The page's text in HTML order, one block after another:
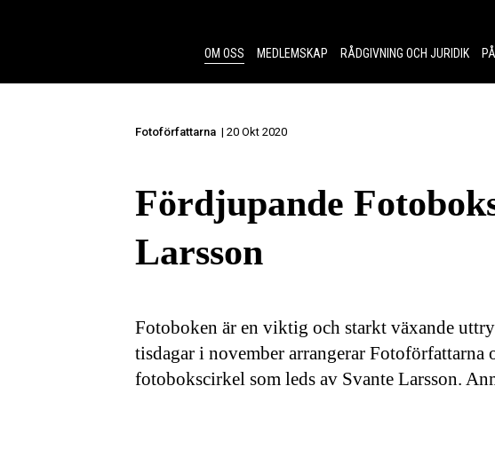
OM OSS
MEDLEMSKAP RÅDGIVNING OCH JURIDIK
Fotoförfattarna | 20 Okt 2020
Fördjupande
Larsson
Fotoboken är en viktig och starkt växande
tisdagar i november arrangerar
fotobokscirkel som leds av Svante Larsson.